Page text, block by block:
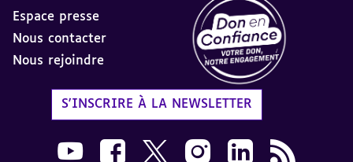
Espace presse
Nous contacter
Nous rejoindre
S'INSCRIRE À LA NEWSLETTER
Nous suivre sur Youtube AVH dans une
Nous suivre sur Facebook AVH dans
Nous suivre sur X AVH dans une
Nous suivre sur Instagram
Nous suivre sur
Flux RSS